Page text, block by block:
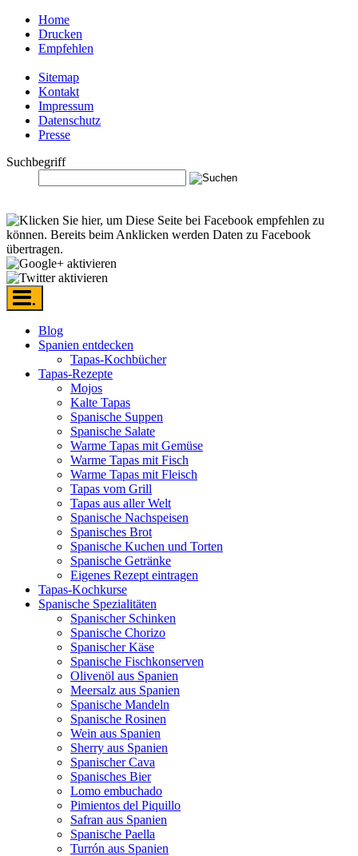
Home
Drucken
Empfehlen
Sitemap
Kontakt
Impressum
Datenschutz
Presse
Suchbegriff
.
Blog
Spanien entdecken
Tapas-Kochbücher
Tapas-Rezepte
Mojos
Kalte Tapas
Spanische Suppen
Spanische Salate
Warme Tapas mit Gemüse
Warme Tapas mit Fisch
Warme Tapas mit Fleisch
Tapas vom Grill
Tapas aus aller Welt
Spanische Nachspeisen
Spanisches Brot
Spanische Kuchen und Torten
Spanische Getränke
Eigenes Rezept eintragen
Tapas-Kochkurse
Spanische Spezialitäten
Spanischer Schinken
Spanische Chorizo
Spanischer Käse
Spanische Fischkonserven
Olivenöl aus Spanien
Meersalz aus Spanien
Spanische Mandeln
Spanische Rosinen
Wein aus Spanien
Sherry aus Spanien
Spanischer Cava
Spanisches Bier
Lomo embuchado
Pimientos del Piquillo
Safran aus Spanien
Spanische Paella
Turrón aus Spanien